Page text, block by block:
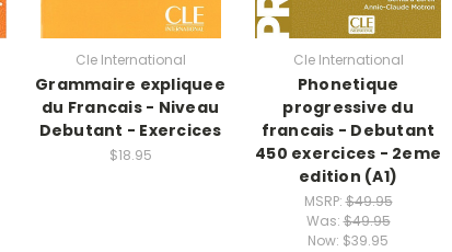
Cle International
Grammaire expliquee
du Francais - Niveau
Debutant - Exercices
$18.95
Cle International
Phonetique
progressive du
francais - Debutant
450 exercices - 2eme
edition (A1)
MSRP:$49.95
Was:$49.95
Now: $39.95